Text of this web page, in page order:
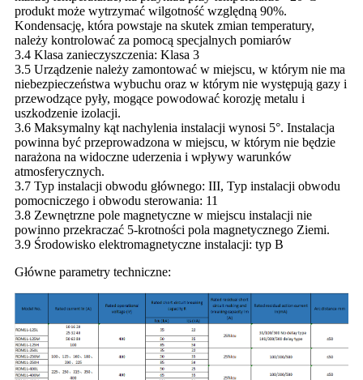
produkt może wytrzymać wilgotność względną 90%.
Kondensację, która powstaje na skutek zmian temperatury,
należy kontrolować za pomocą specjalnych pomiarów
3.4 Klasa zanieczyszczenia: Klasa 3
3.5 Urządzenie należy zamontować w miejscu, w którym nie ma
niebezpieczeństwa wybuchu oraz w którym nie występują gazy i
przewodzące pyły, mogące powodować korozję metalu i
uszkodzenie izolacji.
3.6 Maksymalny kąt nachylenia instalacji wynosi 5°. Instalacja
powinna być przeprowadzona w miejscu, w którym nie będzie
narażona na widoczne uderzenia i wpływy warunków
atmosferycznych.
3.7 Typ instalacji obwodu głównego: III, Typ instalacji obwodu
pomocniczego i obwodu sterowania: 11
3.8 Zewnętrzne pole magnetyczne w miejscu instalacji nie
powinno przekraczać 5-krotności pola magnetycznego Ziemi.
3.9 Środowisko elektromagnetyczne instalacji: typ B
Główne parametry techniczne: